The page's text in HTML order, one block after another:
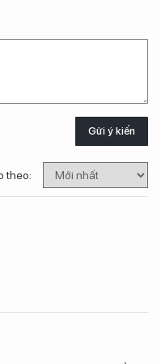
Gửi ý kiến
theo: